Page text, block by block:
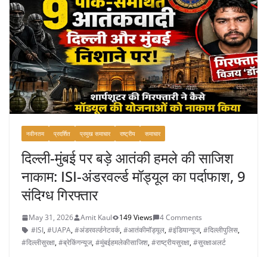
नवीनतम प्रदर्शित प्रमुख समाचार राष्ट्रीय समाचार
दिल्ली-मुंबई पर बड़े आतंकी हमले की साजिश
नाकाम: ISI-अंडरवर्ल्ड मॉड्यूल का पर्दाफाश, 9
संदिग्ध गिरफ्तार
May 31, 2026 Amit Kaul 149 Views
4 Comments
#ISI,#UAPA,#अंडरवर्ल्डनेटवर्क,#आतंकीमॉड्यूल,#इंडियान्यूज,#दिल्लीपुलिस,
#दिल्लीसुरक्षा,#ब्रेकिंगन्यूज,#मुंबईहमलेकीसाजिश,#राष्ट्रीयसुरक्षा,#सुरक्षाअलर्ट